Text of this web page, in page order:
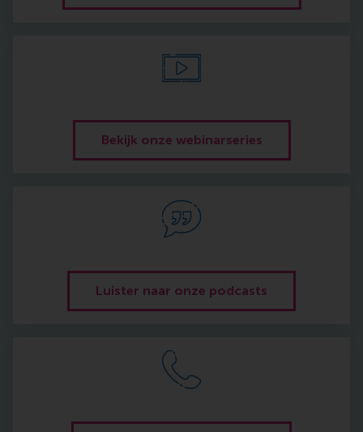
Bekijk onze webinarseries
Luister naar onze podcasts